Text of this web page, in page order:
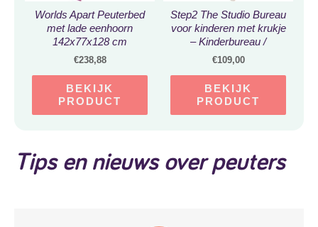
Worlds Apart Peuterbed
met lade eenhoorn
142x77x128 cm
€238,88
BEKIJK
PRODUCT
Step2 The Studio Bureau
voor kinderen met krukje
– Kinderbureau /
Knutseltafel van
opbergruimte &
tekenbord
€109,00
BEKIJK
PRODUCT
Tips en nieuws over peuters